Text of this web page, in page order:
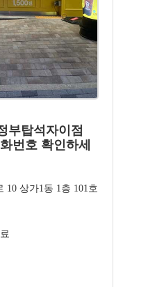
부탑석자이점
번호 확인하세
10 상가1동 1층 101호